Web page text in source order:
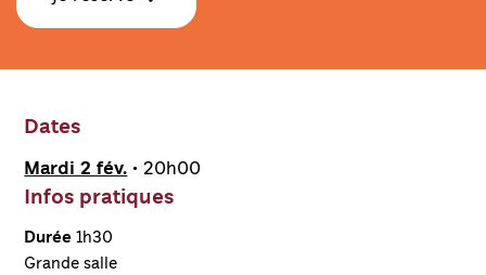
Dates
Mardi 2 fév. • 20h00
Infos pratiques
Durée 1h30
Grande salle